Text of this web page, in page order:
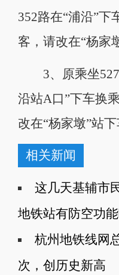
352路在“浦沿”下
客，请改在“杨家
3、原乘坐
沿站A口”下车换
改在“杨家墩”站下
相关新闻
这几天基辅市
地铁站有防空功能
杭州地铁线网
次，创历史新高